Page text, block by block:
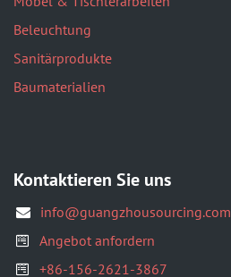
Beleuchtung
Sanitärprodukte
Baumaterialien
Kontaktieren Sie uns
info@guangzhousourcing.com
Angebot anfordern
+86-156-2621-3867